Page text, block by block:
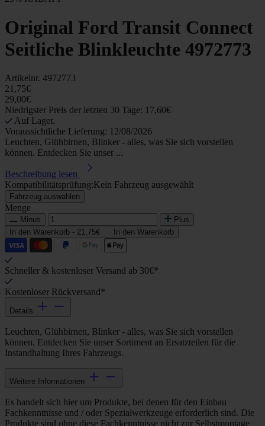
Original Ford Transit Connect
Seitliche Blinkleuchte 4972773
Artikelnr. 4972773
21,75€
29,00€
Niedrigster Preis der letzten 30 Tage: 17,60€
Auf Lager.
Voraussichtliche Lieferung: 12/08/2026
Leuchten, Glühbirnen, Blinker - alles, was Sie sich vorstellen
können. Entdecken Sie unser ...
Beschreibung lesen
Kompatibilitätsprüfung:Kein Fahrzeug ausgewählt
Fahrzeug auswählen
Menge
Minus
Plus
In den Warenkorb - 21,75€ In den Warenkorb
Schneller & kostenloser Versand ab 30€*
Kostenloser Rückversand*
Details
Leuchten, Glühbirnen, Blinker - alles, was Sie sich vorstellen
können. Entdecken Sie unser Sortiment an Ersatzteilen für die
Instandhaltung Ihres Fahrzeugs.
Weitere Informationen
Es handelt sich hier um Produkte, bei denen für den Einbau
Fachkenntnisse und / oder Spezialwerkzeuge erforderlich sind. Die
Produkte sind ohne diese Fachkenntnisse nicht zur Selbstmontage